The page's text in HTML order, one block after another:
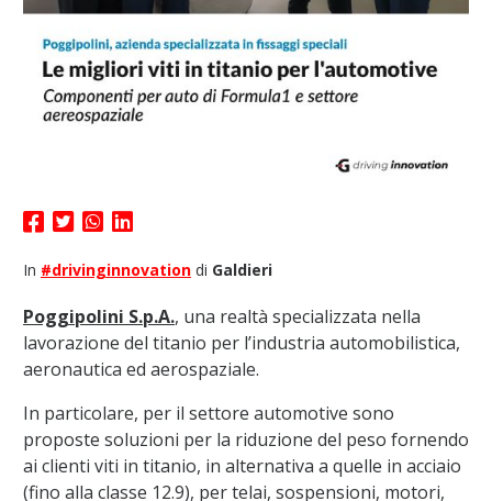
In #drivinginnovationdi Galdieri
Poggipolini S.p.A., una realtà specializzata nella
lavorazione del titanio per l’industria automobilistica,
aeronautica ed aerospaziale.
In particolare, per il settore automotive sono
proposte soluzioni per la riduzione del peso fornendo
ai clienti viti in titanio, in alternativa a quelle in acciaio
(fino alla classe 12.9), per telai, sospensioni, motori,